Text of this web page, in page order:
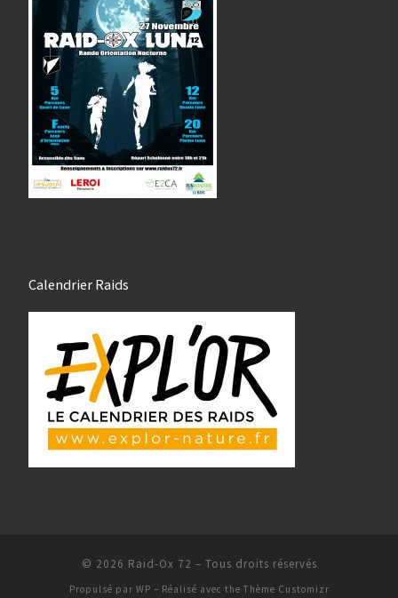
Calendrier Raids
© 2026 Raid-Ox 72 – Tous droits réservés
Propulsé par WP – Réalisé avec the Thème Customizr